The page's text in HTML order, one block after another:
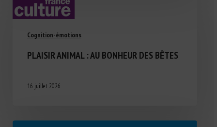
Cognition-émotions
PLAISIR ANIMAL : AU BONHEUR DES BÊTES
16 juillet 2026